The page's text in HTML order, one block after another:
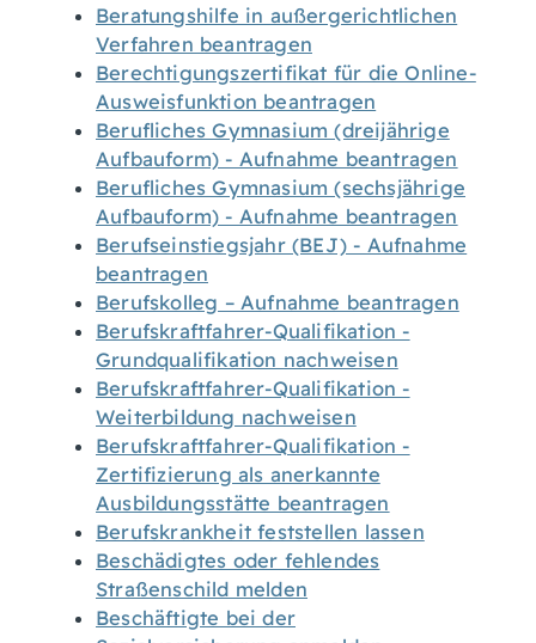
Beratungshilfe in außergerichtlichen
Verfahren beantragen
Berechtigungszertifikat für die Online-
Ausweisfunktion beantragen
Berufliches Gymnasium (dreijährige
Aufbauform) - Aufnahme beantragen
Berufliches Gymnasium (sechsjährige
Aufbauform) - Aufnahme beantragen
Berufseinstiegsjahr (BEJ) - Aufnahme
beantragen
Berufskolleg – Aufnahme beantragen
Berufskraftfahrer-Qualifikation -
Grundqualifikation nachweisen
Berufskraftfahrer-Qualifikation -
Weiterbildung nachweisen
Berufskraftfahrer-Qualifikation -
Zertifizierung als anerkannte
Ausbildungsstätte beantragen
Berufskrankheit feststellen lassen
Beschädigtes oder fehlendes
Straßenschild melden
Beschäftigte bei der